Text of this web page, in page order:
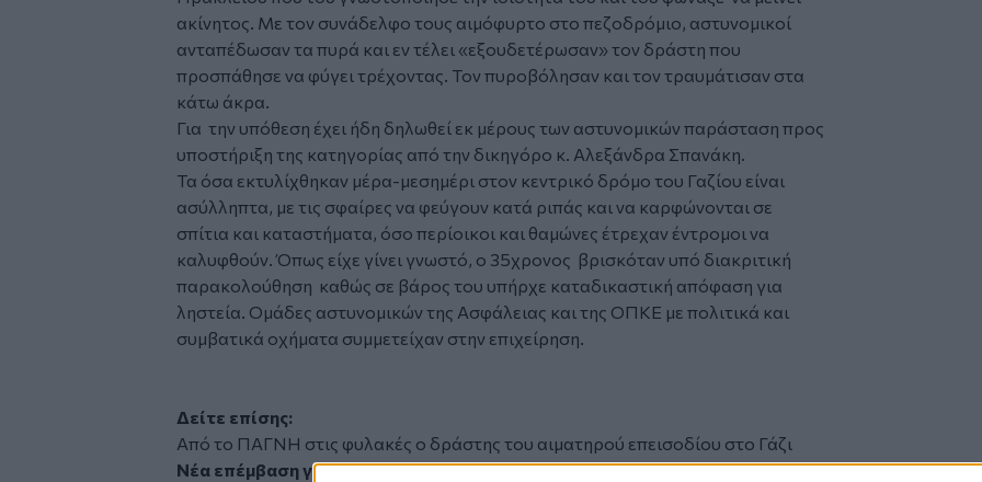
ακίνητος. Με τον συνάδελφο τους αιμόφυρτο στο πεζοδρόμιο, αστυνομικοί
ανταπέδωσαν τα πυρά και εν τέλει «εξουδετέρωσαν» τον δράστη που
προσπάθησε να φύγει τρέχοντας. Τον πυροβόλησαν και τον τραυμάτισαν στα
κάτω άκρα.
Για την υπόθεση έχει ήδη δηλωθεί εκ μέρους των αστυνομικών παράσταση προς
υποστήριξη της κατηγορίας από την δικηγόρο κ. Αλεξάνδρα Σπανάκη.
Τα όσα εκτυλίχθηκαν μέρα-μεσημέρι στον κεντρικό δρόμο του Γαζίου είναι
ασύλληπτα, με τις σφαίρες να φεύγουν κατά ριπάς και να καρφώνονται σε
σπίτια και καταστήματα, όσο περίοικοι και θαμώνες έτρεχαν έντρομοι να
καλυφθούν. Όπως είχε γίνει γνωστό, ο 35χρονος βρισκόταν υπό διακριτική
παρακολούθηση καθώς σε βάρος του υπήρχε καταδικαστική απόφαση για
ληστεία. Ομάδες αστυνομικών της Ασφάλειας και της ΟΠΚΕ με πολιτικά και
συμβατικά οχήματα συμμετείχαν στην επιχείρηση.
Δείτε επίσης:
Από το ΠΑΓΝΗ στις φυλακές ο δράστης του αιματηρού επεισοδίου στο Γάζι
Nέα επέμβαση για τον 35χρονο «πιστολέρο» του Γαζίου